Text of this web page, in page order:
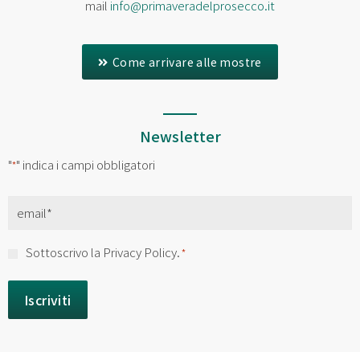
mail info@primaveradelprosecco.it
Come arrivare alle mostre
Newsletter
"*" indica i campi obbligatori
Email
Consenso
Sottoscrivo la Privacy Policy.*